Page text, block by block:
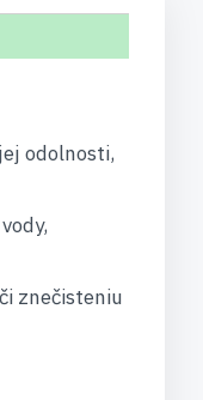
odolnosti,
znečisteniu